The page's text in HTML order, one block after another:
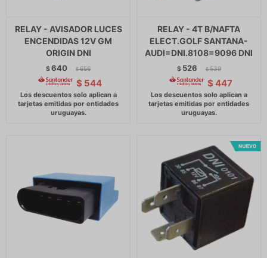
RELAY - AVISADOR LUCES
ENCENDIDAS 12V GM
ORIGIN DNI
$640 $ 656
$ 544
RELAY - 4T B/NAFTA
ELECT.GOLF SANTANA-
AUDI=DNI.8108=9096 DNI
$ 526 $ 539
$ 447